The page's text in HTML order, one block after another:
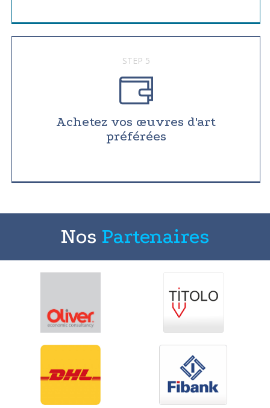
STEP 5
Achetez vos œuvres d'art
préférées
Nos Partenaires